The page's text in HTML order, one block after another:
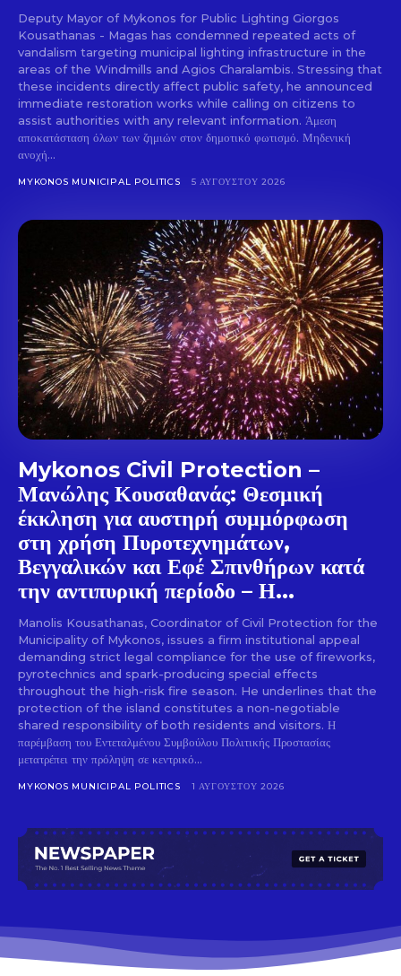
Don't miss
out!
Sing up for our newsletter
to stay in the loop.
SUBSCRIBE
Deputy Mayor of Mykonos for Public Lighting Giorgos
Kousathanas - Magas has condemned repeated acts of
vandalism targeting municipal lighting infrastructure in the
areas of the Windmills and Agios Charalambis. Stressing that
these incidents directly affect public safety, he announced
immediate restoration works while calling on citizens to
assist authorities with any relevant information. Άμεση
αποκατάσταση όλων των ζημιών στον δημοτικό φωτισμό. Μηδενική
ανοχή...
MYKONOS MUNICIPAL POLITICS 5 ΑΥΓΟΎΣΤΟΥ 2026
Mykonos Civil Protection –
Μανώλης Κουσαθανάς: Θεσμική
έκκληση για αυστηρή συμμόρφωση
στη χρήση Πυροτεχνημάτων,
Βεγγαλικών και Εφέ Σπινθήρων κατά
την αντιπυρική περίοδο – Η...
Manolis Kousathanas, Coordinator of Civil Protection for the
Municipality of Mykonos, issues a firm institutional appeal
demanding strict legal compliance for the use of fireworks,
pyrotechnics and spark-producing special effects
throughout the high-risk fire season. He underlines that the
protection of the island constitutes a non-negotiable
shared responsibility of both residents and visitors. Η
παρέμβαση του Εντεταλμένου Συμβούλου Πολιτικής Προστασίας
μετατρέπει την πρόληψη σε κεντρικό...
MYKONOS MUNICIPAL POLITICS 1 ΑΥΓΟΎΣΤΟΥ 2026